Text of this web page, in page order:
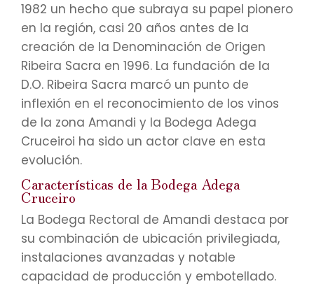
1982 un hecho que subraya su papel pionero
en la región, casi 20 años antes de la
creación de la Denominación de Origen
Ribeira Sacra en 1996. La fundación de la
D.O. Ribeira Sacra marcó un punto de
inflexión en el reconocimiento de los vinos
de la zona Amandi y la Bodega Adega
Cruceiroi ha sido un actor clave en esta
evolución.
Características de la Bodega Adega
Cruceiro
La Bodega Rectoral de Amandi destaca por
su combinación de ubicación privilegiada,
instalaciones avanzadas y notable
capacidad de producción y embotellado.